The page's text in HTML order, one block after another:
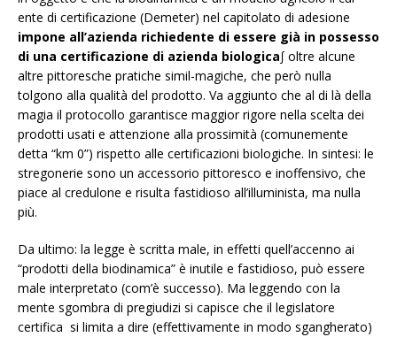
ente di certificazione (Demeter) nel capitolato di adesione
impone all’azienda richiedente di essere già in possesso
di una certificazione di azienda biologica∫ oltre alcune
altre pittoresche pratiche simil-magiche, che però nulla
tolgono alla qualità del prodotto. Va aggiunto che al di là della
magia il protocollo garantisce maggior rigore nella scelta dei
prodotti usati e attenzione alla prossimità (comunemente
detta “km 0”) rispetto alle certificazioni biologiche. In sintesi: le
stregonerie sono un accessorio pittoresco e inoffensivo, che
piace al credulone e risulta fastidioso all’illuminista, ma nulla
più.
Da ultimo: la legge è scritta male, in effetti quell’accenno ai
“prodotti della biodinamica” è inutile e fastidioso, può essere
male interpretato (com’è successo). Ma leggendo con la
mente sgombra di pregiudizi si capisce che il legislatore
certifica si limita a dire (effettivamente in modo sgangherato)